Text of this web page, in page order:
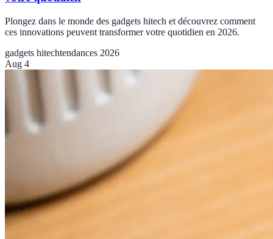
Plongez dans le monde des gadgets hitech et découvrez comment
ces innovations peuvent transformer votre quotidien en 2026.
gadgets hitechtendances 2026
Aug 4